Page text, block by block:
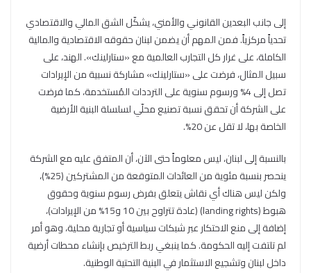
إلى جانب البعدين القانوني والأمني، يشكّل الشق المالي والاقتصادي
تحدياً مركزياً. فمن المهم أن يضمن لبنان حقوقه الاقتصادية والمالية
الكاملة، على غرار كل التجارب العالمية مع «ستارلينك». الهند، على
سبيل المثال، فرضت على «ستارلينك» مشاركة نسبية من الإيرادات
تصل إلى 4% ورسوم سنوية على الترددات المُستخدمة، كما فرضت
على الشركة أن تحقق نسبة تصنيع محلّي لسلسلة البنية الأرضية
الخاصة بها، لا تقل عن 20%.
بالنسبة إلى لبنان، ليس معلوماً حتى الآن، أن المتفق عليه مع الشركة
ينحصر بنسبة مئوية من العائدات المتوقعة من المشتركين (25%)،
ولكن ليس هناك أي نقاش يتعلق بفرض رسوم سنوية وحقوق
هبوط (landing rights) (عادة تتراوح بين 10 و15% من الإيرادات)،
إضافة إلى منع الاحتكار عبر شبكات سياسية أو تجارية محلية، وهو أمر
لم تلتفت إليه الحكومة. كما ينبغي ربط الترخيص بإنشاء محطات أرضية
داخل لبنان وتشجيع الاستثمار في البنية التحتية الوطنية.